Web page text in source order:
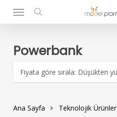
search
Menu
Powerbank
Ana Sayfa Teknolojik Ürünler